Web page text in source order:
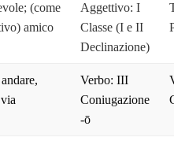
(come
amico
Aggettivo: I
Classe (I e II
Declinazione)
Verbo: III
Coniugazione
-ō